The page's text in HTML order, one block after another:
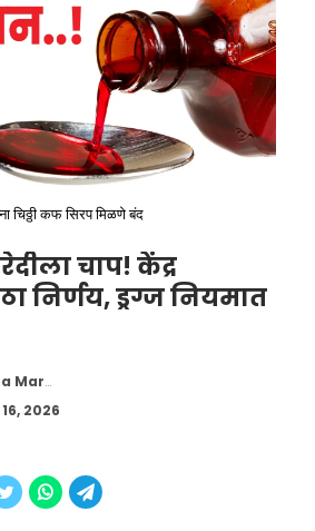
पेट्रोल
दर(Petrol
Today)
आणि डिझेल 94.27
106.03 रुपये आणि डिझेल
चिठ्ठी कफ सिरप मिळणे बंद
चाप! केंद्र
निर्णय, ड्रग्ज नियमात
2026